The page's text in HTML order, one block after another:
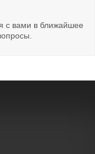
с вами в ближайшее